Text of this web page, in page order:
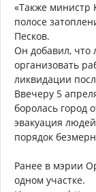
«Также министр
полосе
Песков.
Он добавил, что
организовать
ликвидации
Ввечеру 5
боролась город
эвакуация
порядок
Ранее в мэрии
одном участке.